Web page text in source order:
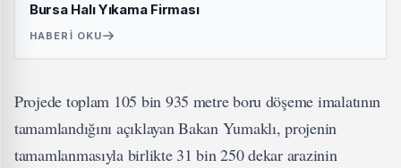
Bursa Halı Yıkama Firması
HABERI OKU
Projede toplam 105 bin 935 metre boru döşeme imalatının
tamamlandığını açıklayan Bakan Yumaklı, projenin
tamamlanmasıyla birlikte 31 bin 250 dekar arazinin